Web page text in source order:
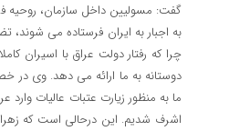
گفت: مسولیین داخل سازمان، روحیه
به اجبار به ایران فرستاده می
چرا که رفتار دولت عراق با اسیران
دوستانه به ما ارائه می دهد. وی در
ما به منظور زیارت عتبات عالیات